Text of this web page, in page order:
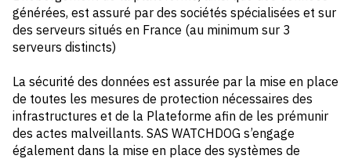
générées, est assuré par des sociétés spécialisées et sur
des serveurs situés en France (au minimum sur 3
serveurs distincts)
La sécurité des données est assurée par la mise en place
de toutes les mesures de protection nécessaires des
infrastructures et de la Plateforme afin de les prémunir
des actes malveillants. SAS WATCHDOG s’engage
également dans la mise en place des systèmes de